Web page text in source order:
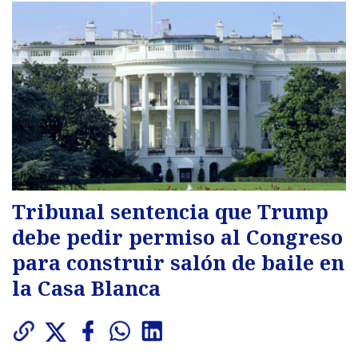
Tribunal sentencia que Trump
debe pedir permiso al Congreso
para construir salón de baile en
la Casa Blanca